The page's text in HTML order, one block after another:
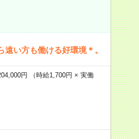
い方も働ける好環境＊。
円 （時給1,700円 × 実働